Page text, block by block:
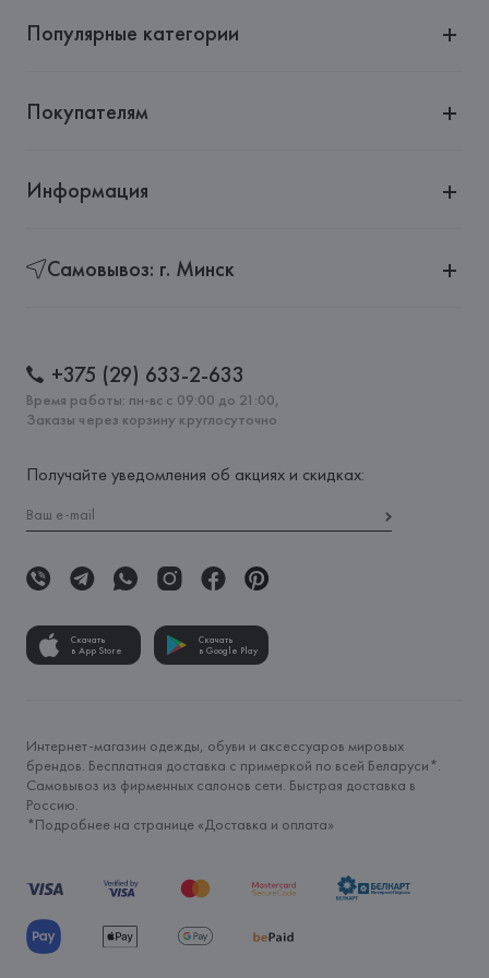
Популярные категории
Покупателям
Информация
Самовывоз: г. Минск
+375 (29) 633-2-633
Время работы: пн-вс с 09:00 до 21:00,
Заказы через корзину круглосуточно
Получайте уведомления об акциях и скидках:
Скачать
в App Store
Скачать
в Google Play
Интернет-магазин одежды, обуви и аксессуаров мировых
брендов. Бесплатная доставка с примеркой по всей Беларуси*.
Самовывоз из фирменных салонов сети. Быстрая доставка в
Россию.
*Подробнее на странице «Доставка и оплата»